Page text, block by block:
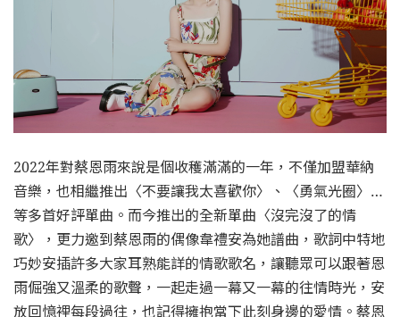
2022年對蔡恩雨來說是個收穫滿滿的一年，不僅加盟華納
音樂，也相繼推出〈不要讓我太喜歡你〉、〈勇氣光圈〉…
等多首好評單曲。而今推出的全新單曲〈沒完沒了的情
歌〉，更力邀到蔡恩雨的偶像韋禮安為她譜曲，歌詞中特地
巧妙安插許多大家耳熟能詳的情歌歌名，讓聽眾可以跟著恩
雨倔強又溫柔的歌聲，一起走過一幕又一幕的往情時光，安
放回憶裡每段過往，也記得擁抱當下此刻身邊的愛情。蔡恩